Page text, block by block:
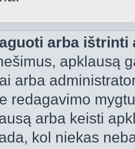
arba ištrinti
apklausą
arba
redagavimo
arba keisti
kol niekas